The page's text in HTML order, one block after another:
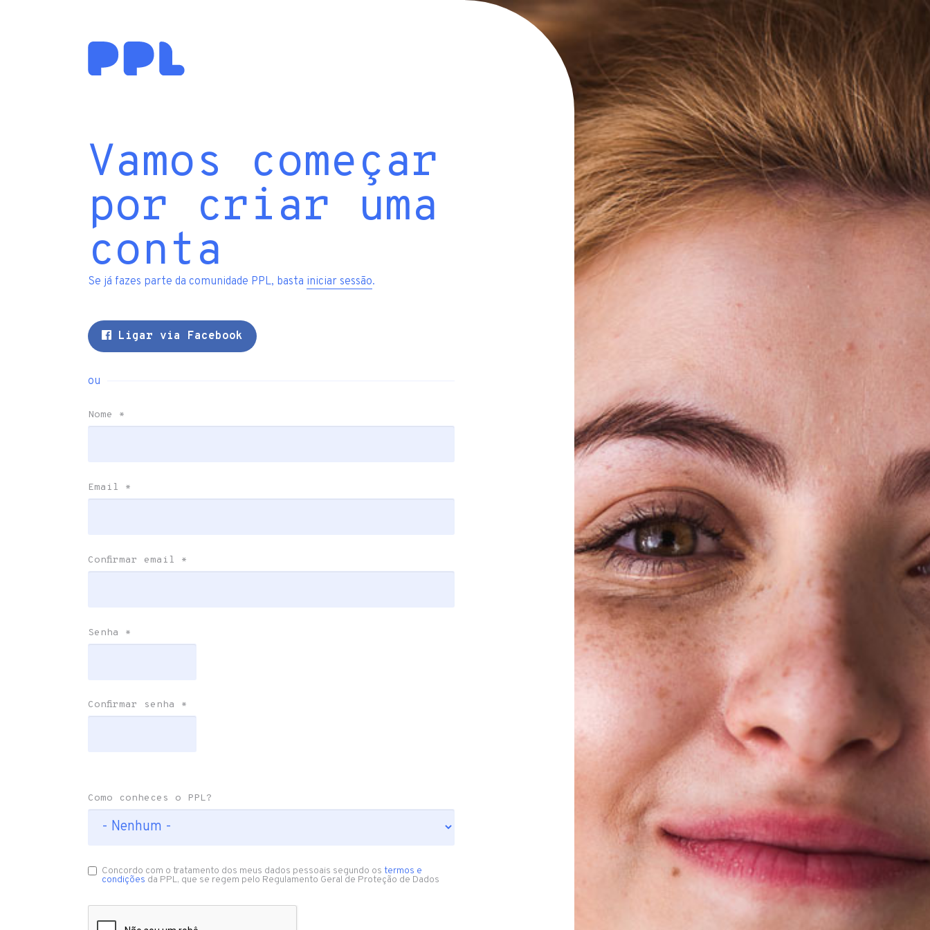
Vamos começar
por criar uma
conta
Se já fazes parte da comunidade PPL, basta iniciar sessão.
Ligar via Facebook
ou
Nome *
Email *
Confirmar email *
Senha *
Confirmar senha *
Como conheces o PPL?
Concordo com o tratamento dos meus dados pessoais segundo os termos e
condições da PPL, que se regem pelo Regulamento Geral de Proteção de Dados